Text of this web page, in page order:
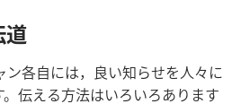
道
ン各自には，良い知らせを人々に
伝える方法はいろいろあります